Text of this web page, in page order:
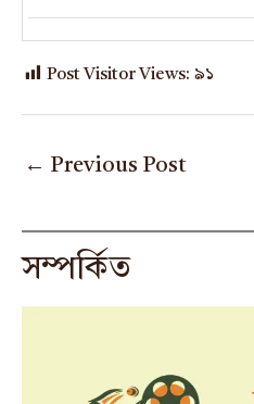
Post Visitor Views: ৯১
← Previous Post
সম্পর্কিত